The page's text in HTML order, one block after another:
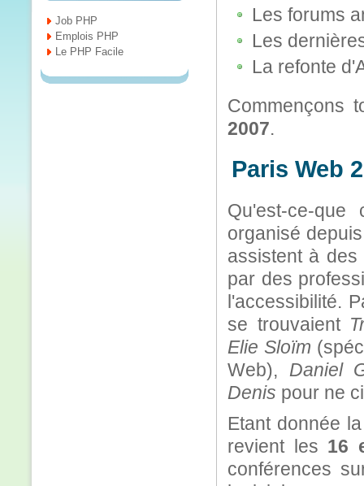
Les forums
Les
La refonte
Commençons
2007.
Paris Web
Qu'est-ce-
organisé
assistent à
par des
l'accessibilité.
se trouvaient
Elie Sloïm
Web), Daniel
Denis pour ne
Etant donnée
revient les 16
conférences
Job PHP
Emplois PHP
Le PHP Facile